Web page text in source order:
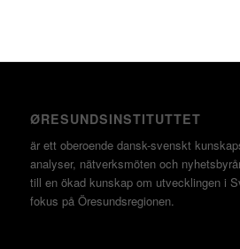
ØRESUNDSINSTITUTTET
är ett oberoende dansk-svenskt
analyser, nätverksmöten och
till en ökad kunskap om utvecklingen i
fokus på Öresundsregionen.